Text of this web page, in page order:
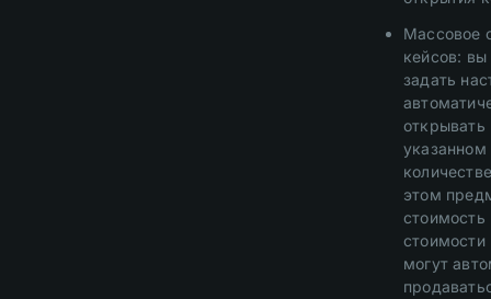
Массовое
кейсов:
задать
открывать
этом
стоимость
стоимости
могут